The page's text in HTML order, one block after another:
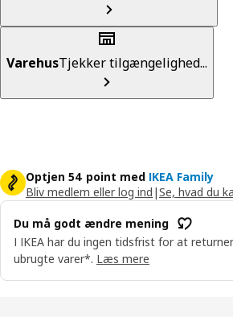
VarehusTjekker tilgængelighed...
Optjen 54 point med IKEA Family
Bliv medlem eller log ind |Se, hvad du
Du må godt ændre mening
I IKEA har du ingen tidsfrist for at
ubrugte varer*. Læs mere